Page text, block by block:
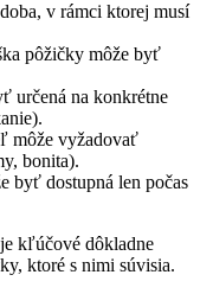
v rámci ktorej musí
pôžičky môže byť
určená na konkrétne
môže vyžadovať
bonita).
byť dostupná len počas
kľúčové dôkladne
ktoré s nimi súvisia.